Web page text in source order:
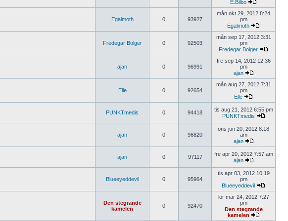
E.Bilbo
Egalmoth 0 93927
mån okt 29, 2012 8:24
pm
Egalmoth
Fredegar Bolger 0 92503
mån sep 17, 2012 3:31
pm
Fredegar Bolger
ajan 0 96991
fre sep 14, 2012 12:36
pm
ajan
Elle 0 92654
mån aug 27, 2012 7:31
pm
Elle
PUNKTmedis 0 94418
tis aug 21, 2012 6:55 pm
PUNKTmedis
ajan 0 96820
ons jun 20, 2012 8:18
am
ajan
ajan 0 97117
fre apr 20, 2012 7:57 am
ajan
Blueeyeddevil 0 95964
tis apr 03, 2012 10:19
pm
Blueeyeddevil
Den stegrande
kamelen
0 92470
lör mar 24, 2012 7:27
pm
Den stegrande
kamelen